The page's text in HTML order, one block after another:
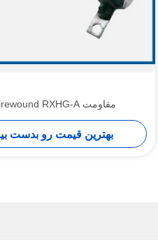
مقاومت Wirewound RXHG-A
بهترین قیمت رو بدست